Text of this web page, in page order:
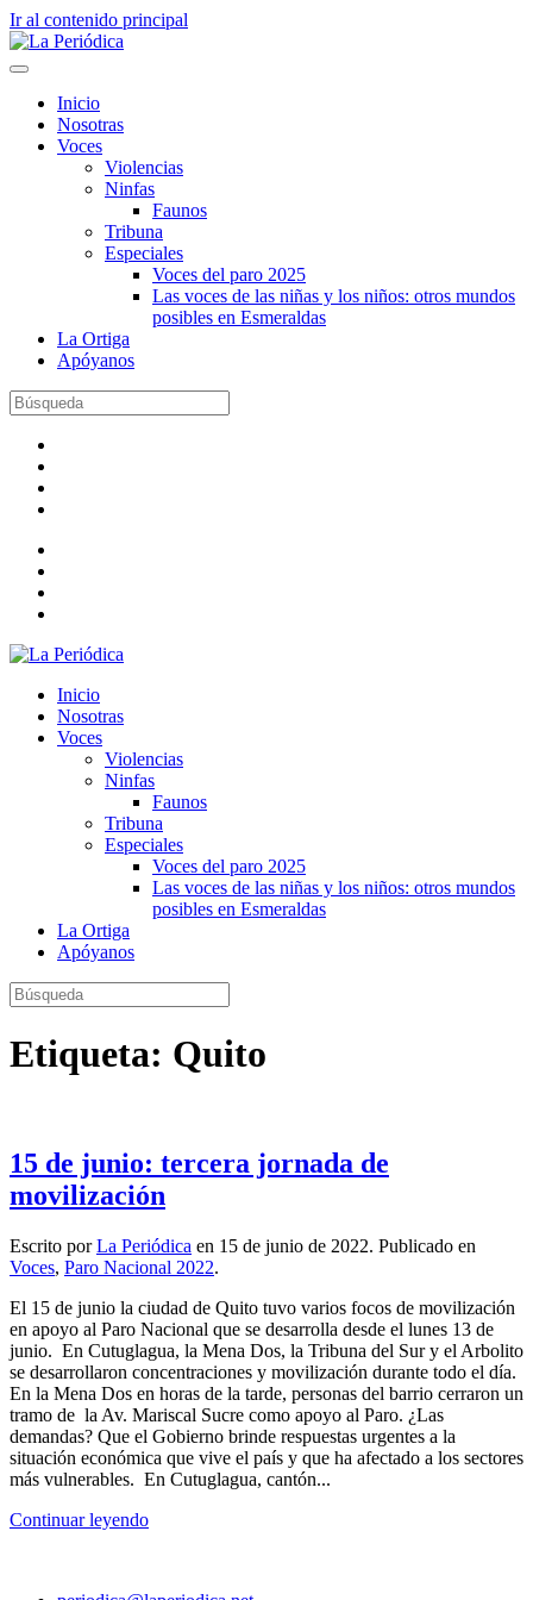
Ir al contenido principal
Inicio
Nosotras
Voces
Violencias
Ninfas
Faunos
Tribuna
Especiales
Voces del paro 2025
Las voces de las niñas y los niños: otros mundos
posibles en Esmeraldas
La Ortiga
Apóyanos
Inicio
Nosotras
Voces
Violencias
Ninfas
Faunos
Tribuna
Especiales
Voces del paro 2025
Las voces de las niñas y los niños: otros mundos
posibles en Esmeraldas
La Ortiga
Apóyanos
Etiqueta: Quito
15 de junio: tercera jornada de
movilización
Escrito porLa Periódica en 15 de junio de 2022. Publicado en
Voces, Paro Nacional 2022.
El 15 de junio la ciudad de Quito tuvo varios focos de movilización
en apoyo al Paro Nacional que se desarrolla desde el lunes 13 de
junio. En Cutuglagua, la Mena Dos, la Tribuna del Sur y el Arbolito
se desarrollaron concentraciones y movilización durante todo el día.
En la Mena Dos en horas de la tarde, personas del barrio cerraron un
tramo de la Av. Mariscal Sucre como apoyo al Paro. ¿Las
demandas? Que el Gobierno brinde respuestas urgentes a la
situación económica que vive el país y que ha afectado a los sectores
más vulnerables. En Cutuglagua, cantón...
Continuar leyendo